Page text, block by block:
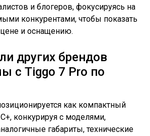
и блогеров, фокусируясь на
конкурентами, чтобы показать
и оснащению.
других брендов
с Tiggo 7 Pro по
как компактный
конкурируя с моделями,
габариты, технические